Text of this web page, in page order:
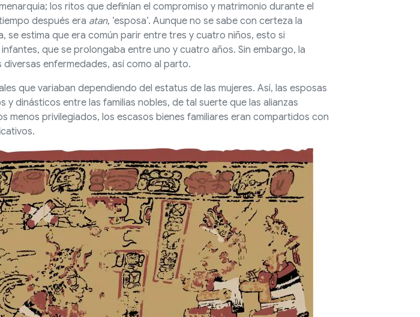
los ritos que definían el compromiso y matrimonio durante el
después era atan, ‘esposa’. Aunque no se sabe con certeza la
estima que era común parir entre tres y cuatro niños, esto si
que se prolongaba entre uno y cuatro años. Sin embargo, la
enfermedades, así como al parto.
que variaban dependiendo del estatus de las mujeres. Así, las esposas
dinásticos entre las familias nobles, de tal suerte que las alianzas
privilegiados, los escasos bienes familiares eran compartidos con